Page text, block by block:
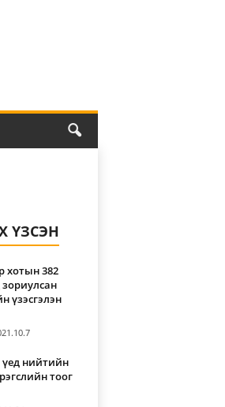
ҮЗСЭН
хотын 382
үзэсгэлэн
нийтийн
тоог